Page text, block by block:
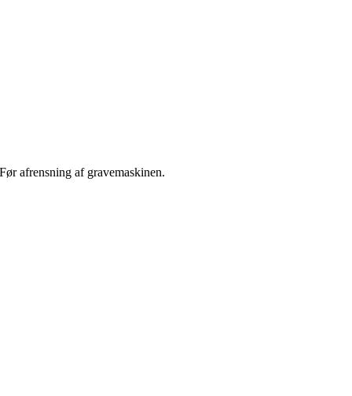
Før afrensning af gravemaskinen.